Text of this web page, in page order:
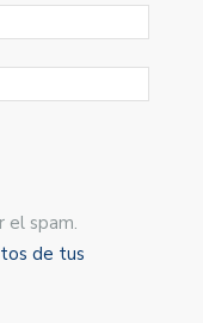
el spam.
de tus